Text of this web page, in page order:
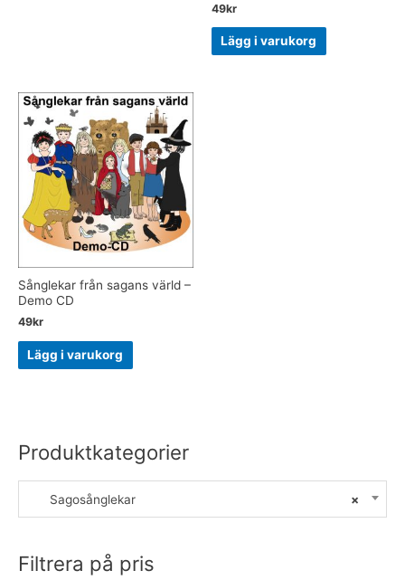
Produktkategorier
×
Sagosånglekar
Filtrera på pris
49kr
Lägg i varukorg
Sånglekar från sagans värld –
Demo CD
49kr
Lägg i varukorg